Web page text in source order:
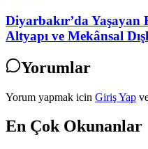
Diyarbakır’da
Altyapı ve Mekânsal
Yorumlar
Yorum yapmak icin Giriş Yap
En Çok Okunanlar